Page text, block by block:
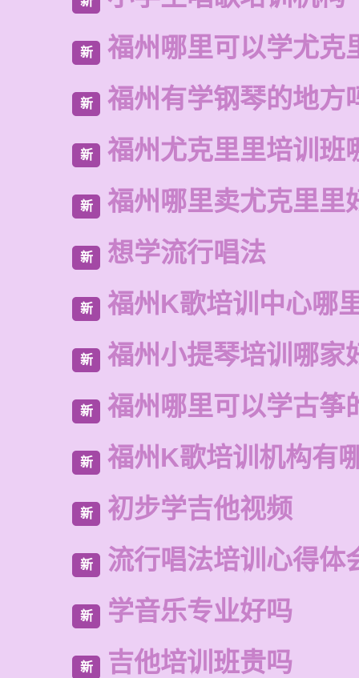
新 福州哪里可以学尤克
新 福州有学钢琴的地方
新 福州尤克里里培训班
新 福州哪里卖尤克里里
新 想学流行唱法
新 福州K歌培训中心哪
新 福州小提琴培训哪家
新 福州哪里可以学古筝
新 福州K歌培训机构有
新 初步学吉他视频
新 流行唱法培训心得体
新 学音乐专业好吗
新 吉他培训班贵吗